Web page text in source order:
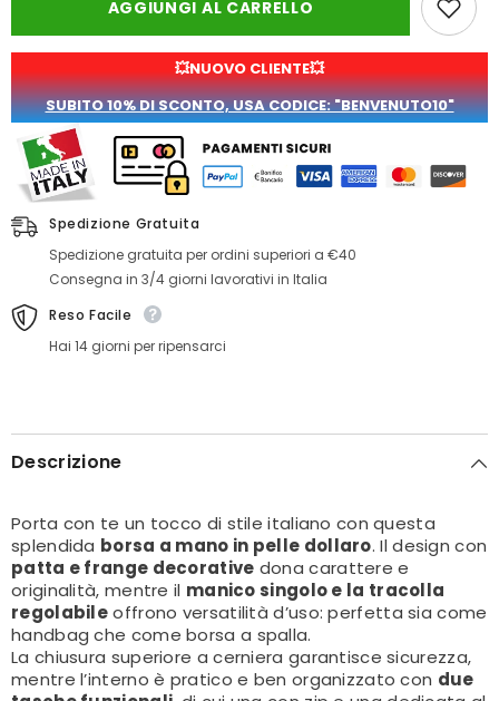
AGGIUNGI AL CARRELLO
💥NUOVO CLIENTE💥
SUBITO 10% DI SCONTO, USA CODICE: "BENVENUTO10"
Spedizione Gratuita
Spedizione gratuita per ordini superiori a €40
Consegna in 3/4 giorni lavorativi in Italia
Reso Facile
Hai 14 giorni per ripensarci
Descrizione
Porta con te un tocco di stile italiano con questa
splendida borsa a mano in pelle dollaro. Il design con
patta e frange decorative dona carattere e
originalità, mentre il manico singolo e la tracolla
regolabileoffrono versatilità d’uso: perfetta sia come
handbag che come borsa a spalla.
La chiusura superiore a cerniera garantisce sicurezza,
mentre l’interno è pratico e ben organizzato con due